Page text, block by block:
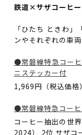
鉄道×サザコーヒー
「ひたち ときわ
ンやそれぞれの車
●常磐線特急コー
ニステッカー付
1,969円（税込価格）
●常磐線特急コー
コーヒー抽出の世
2024） 2位 サザコ